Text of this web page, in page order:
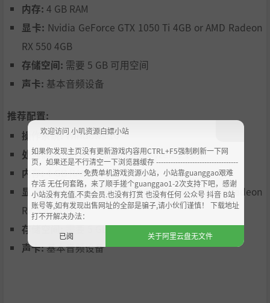
更多物品。易碎品记得裹上气泡膜，否则可能会被损毁。
修复至亲的回忆录
每一件被保留的物品都会为你解锁一组关联词语。使用这些
词语填补受损回忆录中的空白，通过补全句子揭开一段传奇
内存: 4 GB RAM
显卡: Nvidia GeForce GTX 1050 Ti 4GB or AMD Radeon
RX 550 4GB
存储空间: 需要 5 GB 可用空间
声卡: 基本音频设备
推荐配置:
操作系统:Windows 10
处理器:Intel i3-6100 or AMD Ryzen 3 1200
内存:4 GB RAM
显卡:Nvidia GeForce GTX 1050 Ti 4GB or AMD Radeon
RX 550 4GB
存储空间:
需要 5 GB 可用空间
声卡:基本音频设备
欢迎访问 小叽资源白嫖小站
如果你发现主页没有更新游戏内容用CTRL+F5强制刷新一下网
页，如果还是不行清空一下浏览器缓存 ----------------------------------
--------------------- 免费单机游戏资源小站，小站靠guanggao艰难
存活 无任何套路，来了顺手搓个guanggao1-2次支持下吧，感谢
小站没有充值.不卖会员.也没有打赏 也没有任何 公众号 抖音 B站
账号等,如有发现出售网址的全部是骗子,请小伙们谨慎！ 下载地址
打不开解决办法：
已阅
关于阿里云盘无文件